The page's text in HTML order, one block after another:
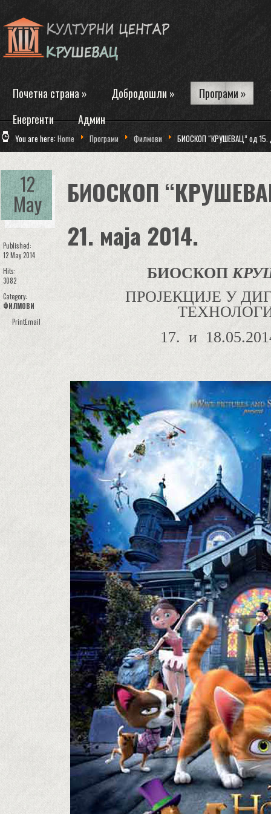
Почетна страна » Добродошли » Програми »
Енергенти
Админ
You are here:Home Програми Филмови БИОСКОП “КРУШЕВАЦ” од 15.
12
May
Published:
12 May 2014
Hits:
3082
Category:
ФИЛМОВИ
PrintEmail
БИОСКОП
21. маја 2014.
БИОСКОП
ПРОЈЕКЦИЈЕ У
17. и